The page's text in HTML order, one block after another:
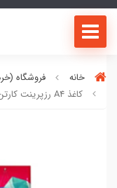
خانه فروشگاه
کاغذ A4 رزپرینت کارتن دار A4 RosePrint Paper